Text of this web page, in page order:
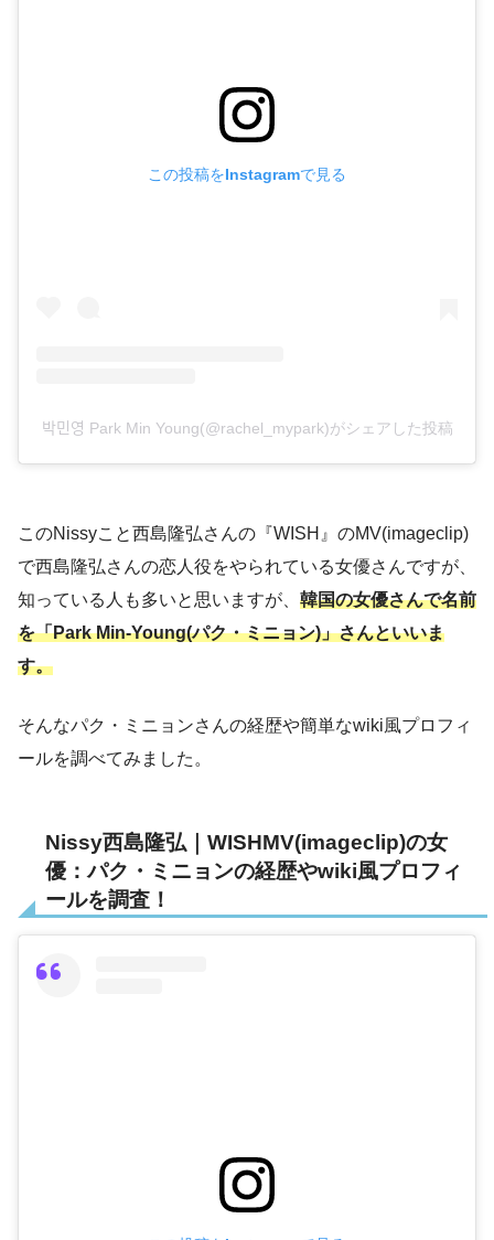
この投稿をInstagramで見る
박민영 Park Min Young(@rachel_mypark)がシェアした投稿
このNissyこと西島隆弘さんの『WISH』のMV(imageclip)
で西島隆弘さんの恋人役をやられている女優さんですが、
知っている人も多いと思いますが、 韓国の女優さんで名前
を「Park Min-Young(パク・ミニョン)」さんといいま
す。
そんなパク・ミニョンさんの経歴や簡単なwiki風プロフィ
ールを調べてみました。
Nissy西島隆弘｜WISHMV(imageclip)の女
優：パク・ミニョンの経歴やwiki風プロフィ
ールを調査！